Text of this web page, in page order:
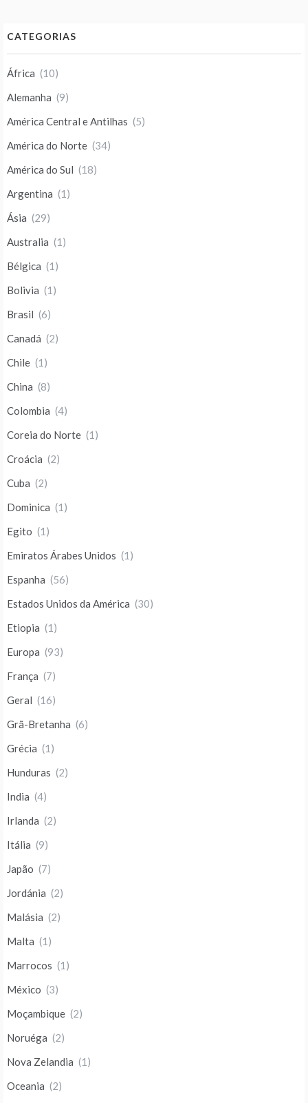
CATEGORIAS
África (10)
Alemanha (9)
América Central e Antilhas (5)
América do Norte (34)
América do Sul (18)
Argentina (1)
Ásia (29)
Australia (1)
Bélgica (1)
Bolivia (1)
Brasil (6)
Canadá (2)
Chile (1)
China (8)
Colombia (4)
Coreia do Norte (1)
Croácia (2)
Cuba (2)
Dominica (1)
Egito (1)
Emiratos Árabes Unidos (1)
Espanha (56)
Estados Unidos da América (30)
Etiopia (1)
Europa (93)
França (7)
Geral (16)
Grã-Bretanha (6)
Grécia (1)
Hunduras (2)
India (4)
Irlanda (2)
Itália (9)
Japão (7)
Jordánia (2)
Malásia (2)
Malta (1)
Marrocos (1)
México (3)
Moçambique (2)
Noruéga (2)
Nova Zelandia (1)
Oceania (2)